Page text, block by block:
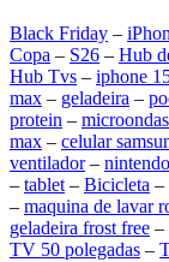
Black Friday –
Copa – S26 – Hub
Hub Tvs – iphone
max – geladeira –
protein – microondas
max – celular
ventilador–
– tablet – Bicicleta –
– maquina de lavar
geladeira frost free –
TV 50 polegadas –